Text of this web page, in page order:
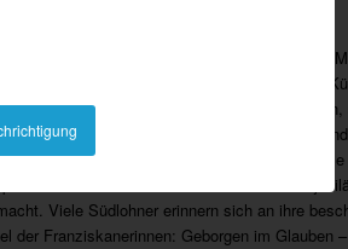
1953 in den Orden der Franziskanerinnen von
Köchin und Diätassistentin. Nachdem sie als
Henricus-Hospital nach
1996 gab sie die Küchenleitung in jüngere
noch den Küsterdienst in der
2016 konnte sie das diamantene
Viele Südlohner erinnern sich an ihre
der Franziskanerinnen: Geborgen im Glauben